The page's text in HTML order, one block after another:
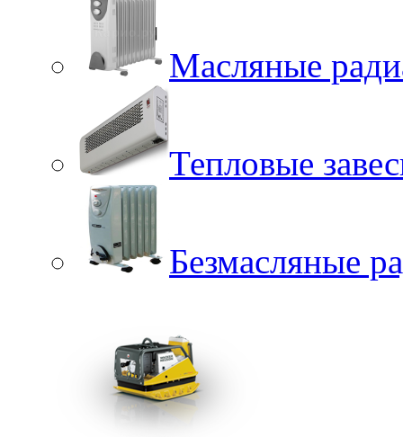
Масляные
Тепловые
Безмасляные